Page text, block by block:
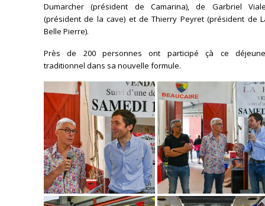
Dumarcher (président de Camarina), de Garbriel
(président de la cave) et de Thierry Peyret (président de
Belle Pierre).
Près de 200 personnes ont participé çà ce
traditionnel dans sa nouvelle formule.